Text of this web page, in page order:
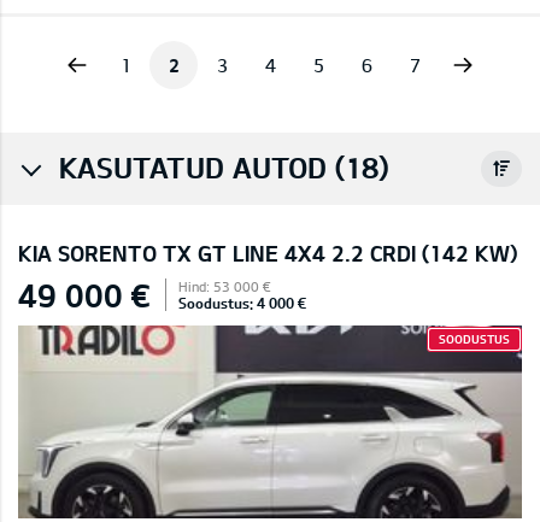
1 2 3 4 5 6 7
KASUTATUD AUTOD (18)
KIA SORENTO TX GT LINE 4X4 2.2 CRDI (142 KW)
49 000 € Hind: 53 000 €
Soodustus: 4 000 €
SOODUSTUS